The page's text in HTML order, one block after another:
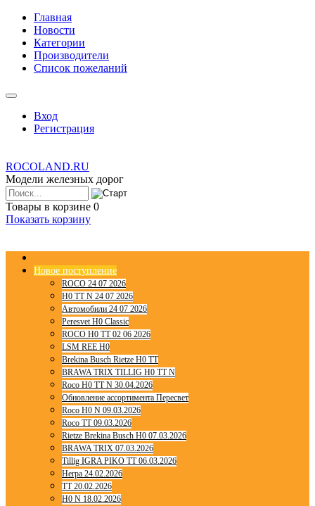
Главная
Новости
Категории
Производители
Список пожеланий
Вход
Регистрация
ROCOLAND.RU
Модели железных дорог
Товары в корзине 0
Показать корзину
Новое поступление
ROCO 24 07 2026
H0 TT N 24 07 2026
Автомобили 24 07 2026
Peresvet H0 Classic
ROCO H0 TT 02 06 2026
LSM REE H0
Brekina Busch Rietze H0 TT
BRAWA TRIX TILLIG H0 TT N
Roco H0 TT N 30.04.2026
Обновление ассортимента Пересвет
Roco H0 N 09.03.2026
Roco TT 09.03.2026
Rietze Brekina Busch H0 07.03.2026
BRAWA TRIX 07.03.2026
Tillig IGRA PIKO TT 06.03.2026
Herpa 24.02.2026
TT 20.02.2026
H0 N 18.02.2026